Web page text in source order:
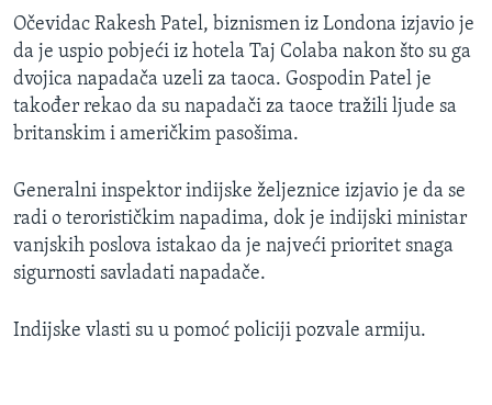
Learning English
PRATITE NAS
Jezici
Očevidac Rakesh Patel, biznismen iz Londona izjavio je
da je uspio pobjeći iz hotela Taj Colaba nakon što su ga
dvojica napadača uzeli za taoca. Gospodin Patel je
također rekao da su napadači za taoce tražili ljude sa
britanskim i američkim pasošima.
Generalni inspektor indijske željeznice izjavio je da se
radi o terorističkim napadima, dok je indijski ministar
vanjskih poslova istakao da je najveći prioritet snaga
sigurnosti savladati napadače.
Indijske vlasti su u pomoć policiji pozvale armiju.